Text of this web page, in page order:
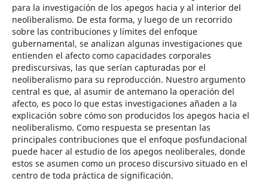
para la investigación de los apegos hacia y al interior del
neoliberalismo. De esta forma, y luego de un recorrido
sobre las contribuciones y límites del enfoque
gubernamental, se analizan algunas investigaciones que
entienden el afecto como capacidades corporales
prediscursivas, las que serían capturadas por el
neoliberalismo para su reproducción. Nuestro argumento
central es que, al asumir de antemano la operación del
afecto, es poco lo que estas investigaciones añaden a la
explicación sobre cómo son producidos los apegos hacia el
neoliberalismo. Como respuesta se presentan las
principales contribuciones que el enfoque posfundacional
puede hacer al estudio de los apegos neoliberales, donde
estos se asumen como un proceso discursivo situado en el
centro de toda práctica de significación.